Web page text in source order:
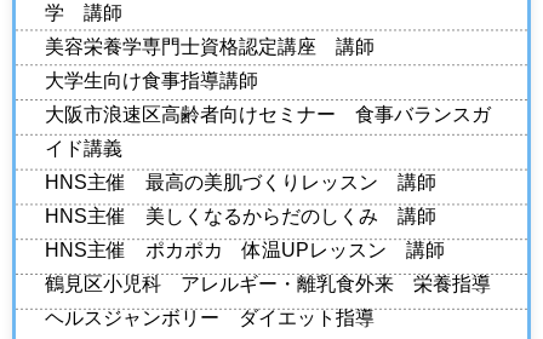
学 講師
美容栄養学専門士資格認定講座 講師
大学生向け食事指導講師
大阪市浪速区高齢者向けセミナー 食事バランスガ
イド講義
HNS主催 最高の美肌づくりレッスン 講師
HNS主催 美しくなるからだのしくみ 講師
HNS主催 ポカポカ 体温UPレッスン 講師
鶴見区小児科 アレルギー・離乳食外来 栄養指導
ヘルスジャンボリー ダイエット指導